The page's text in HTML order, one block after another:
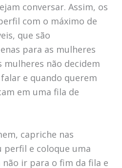
conversar. Assim, os
com o máximo de
que são
para as mulheres
mulheres não decidem
e quando querem
em uma fila de
capriche nas
perfil e coloque uma
ir para o fim da fila e